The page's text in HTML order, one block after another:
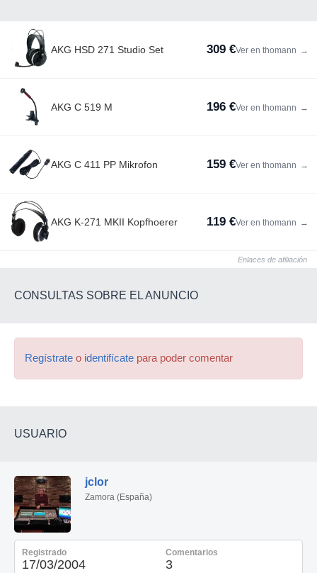
AKG HSD 271 Studio Set 309 €Ver en thomann →
AKG C 519 M 196 €Ver en thomann →
AKG C 411 PP Mikrofon 159 €Ver en thomann →
AKG K-271 MKII Kopfhoerer 119 €Ver en thomann →
Enlaces de afiliación
CONSULTAS SOBRE EL ANUNCIO
Regístrate o identifícate para poder comentar
USUARIO
jclor
Zamora (España)
Registrado
17/03/2004
Comentarios
3